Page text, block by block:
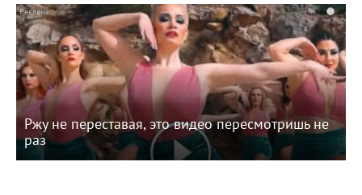
i
Ржу не переставая, это видео пересмотришь не
раз